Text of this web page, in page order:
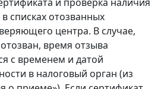
и проверка наличия
списках отозванных
центра. В случае,
время отзыва
с временем и датой
в налоговый орган (из